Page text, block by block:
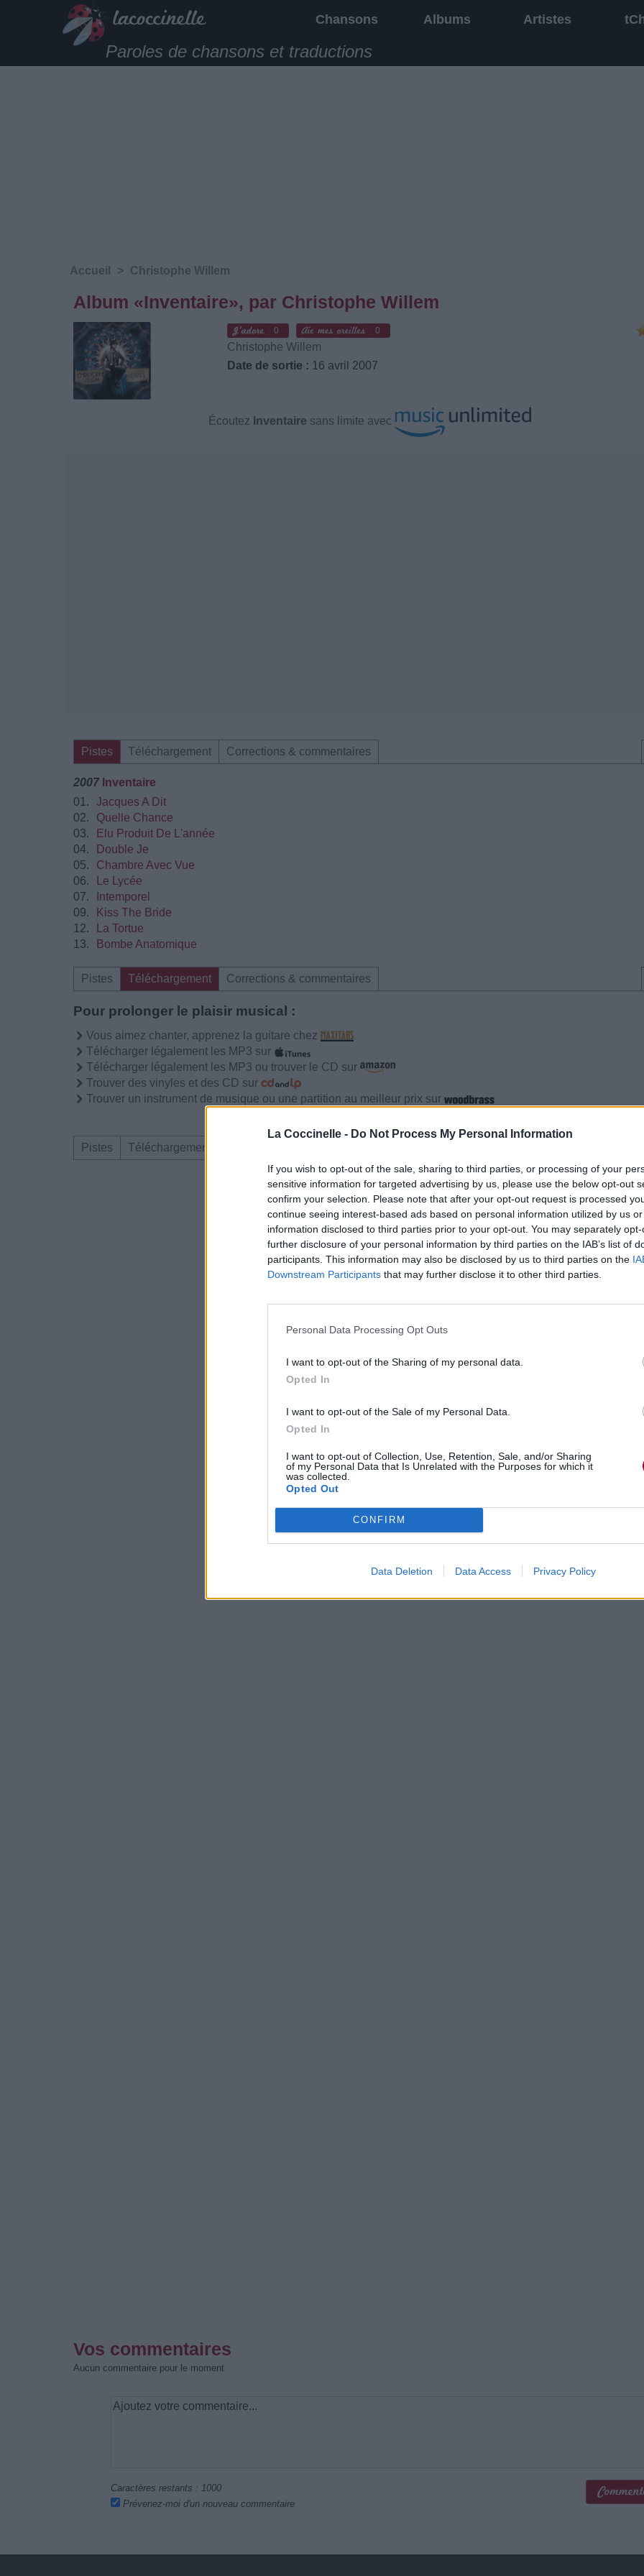
La Coccinelle - Do Not Process My Personal Information
If you wish to opt-out of the sale, sharing to third parties, or processing of your
sensitive information for targeted advertising by us, please use the below opt-out
confirm your selection. Please note that after your opt-out request is processed
continue seeing interest-based ads based on personal information utilized by us
information disclosed to third parties prior to your opt-out. You may separately
further disclosure of your personal information by third parties on the IAB’s list of
participants. This information may also be disclosed by us to third parties on the
Downstream Participants that may further disclose it to other third parties.
Personal Data Processing Opt Outs
I want to opt-out of the Sharing of my personal data.
Opted In
I want to opt-out of the Sale of my Personal Data.
Opted In
I want to opt-out of Collection, Use, Retention, Sale, and/or Sharing
of my Personal Data that Is Unrelated with the Purposes for which it
was collected.
Opted Out
CONFIRM
Data Deletion Data Access Privacy Policy
Chansons Albums Artistes
Paroles de chansons et traductions
Accueil > Christophe Willem
Album «Inventaire», par Christophe Willem
0 0
Christophe Willem
Date de sortie : 16 avril 2007
Écoutez Inventaire sans limite avec
Pistes Téléchargement Corrections & commentaires
2007 Inventaire
01.
Jacques A Dit
02.
Quelle Chance
03.
Elu Produit De L'année
04.
Double Je
05.
Chambre Avec Vue
06.
Le Lycée
07.
Intemporel
09.
Kiss The Bride
12.
La Tortue
13.
Bombe Anatomique
Pistes Téléchargement Corrections & commentaires
Pour prolonger le plaisir musical :
Vous aimez chanter, apprenez la guitare chez
Télécharger légalement les MP3 sur
Télécharger légalement les MP3 ou trouver le CD sur
Trouver des vinyles et des CD sur
Trouver un instrument de musique ou une partition au meilleur prix sur
Pistes Téléchargement
Dire «merci» pour cette traduction Corriger une erreur
Vos commentaires
Aucun commentaire pour le moment
Caractères restants : 1000
Prévenez-moi d'un nouveau commentaire